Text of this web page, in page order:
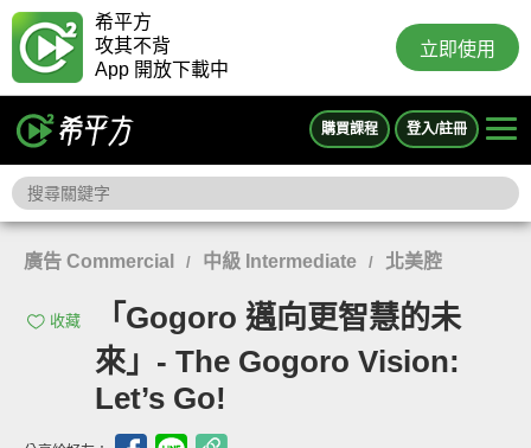
希平方
攻其不背
App 開放下載中
立即使用
購買課程 登入/註冊
廣告 Commercial / 中級 Intermediate / 北美腔
收藏
「Gogoro 邁向更智慧的未
來」- The Gogoro Vision:
Let’s Go!